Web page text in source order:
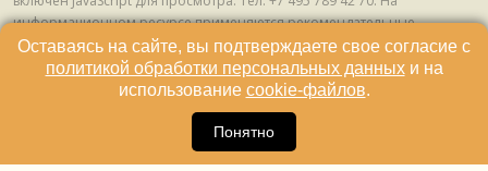
информационном ресурсе применяются рекомендательные
технологии (информационные технологии предоставления
информации на основе сбора, систематизации и анализа сведений,
относящихся к предпочтениям пользователей сети "Интернет",
находящихся на территории Российской Федерации) © ООО ИД
Оставаясь на сайте, вы подтверждаете свое согласие с
политикой обработки персональных данныхи на
использование cookie-файлов.
Понятно